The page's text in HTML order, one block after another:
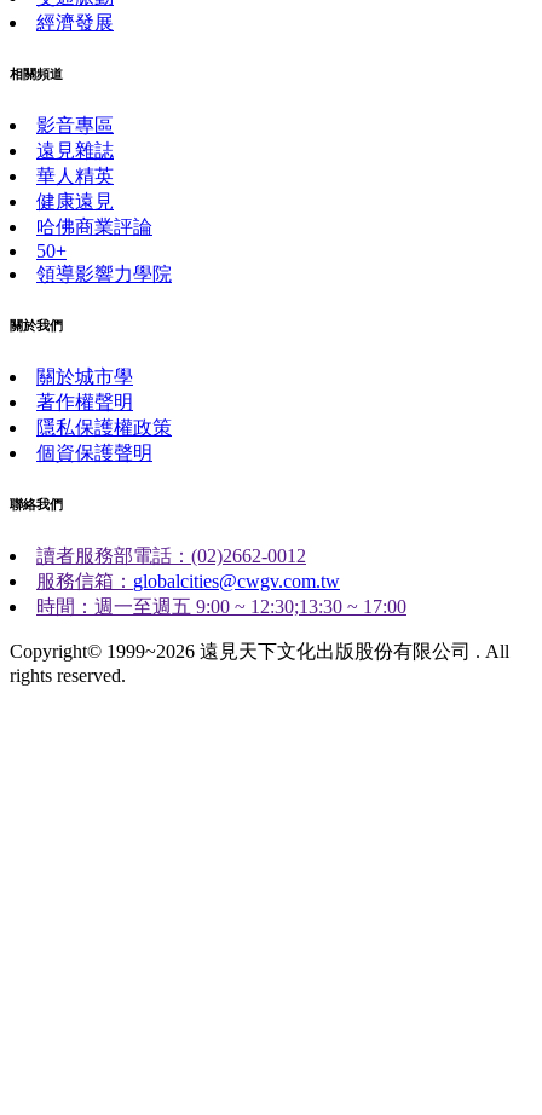
經濟發展
相關頻道
影音專區
遠見雜誌
華人精英
健康遠見
哈佛商業評論
50+
領導影響力學院
關於我們
關於城市學
著作權聲明
隱私保護權政策
個資保護聲明
聯絡我們
讀者服務部電話：(02)2662-0012
服務信箱： globalcities@cwgv.com.tw
時間：週一至週五 9:00 ~ 12:30;13:30 ~ 17:00
Copyright© 1999~2026 遠見天下文化出版股份有限公司 . All
rights reserved.